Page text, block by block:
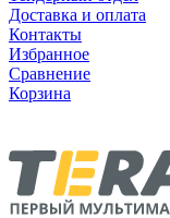
Доставка и оплата
Контакты
Избранное
Сравнение
Корзина